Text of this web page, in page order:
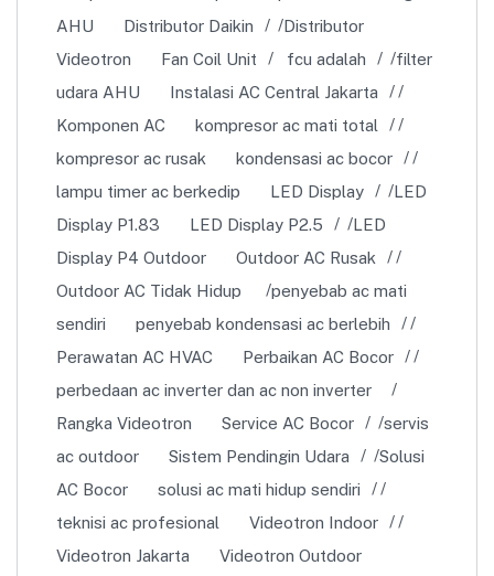
AHU
Distributor Daikin
Distributor
Videotron
Fan Coil Unit fcu adalah
filter
udara AHU
Instalasi AC Central Jakarta
Komponen AC
kompresor ac mati total
kompresor ac rusak
kondensasi ac bocor
lampu timer ac berkedip
LED Display
LED
Display P1.83
LED Display P2.5
LED
Display P4 Outdoor
Outdoor AC Rusak
Outdoor AC Tidak Hidup
penyebab ac mati
sendiri
penyebab kondensasi ac berlebih
Perawatan AC HVAC
Perbaikan AC Bocor
perbedaan ac inverter dan ac non inverter
Rangka Videotron
Service AC Bocor
servis
ac outdoor
Sistem Pendingin Udara
Solusi
AC Bocor
solusi ac mati hidup sendiri
teknisi ac profesional
Videotron Indoor
Videotron Jakarta
Videotron Outdoor